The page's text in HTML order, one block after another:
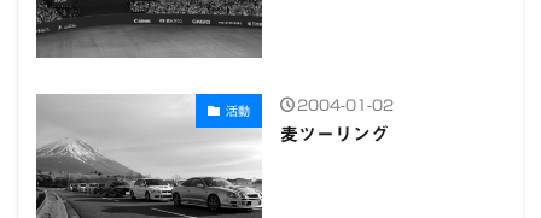
活動 2004-01-02
麦ツーリング